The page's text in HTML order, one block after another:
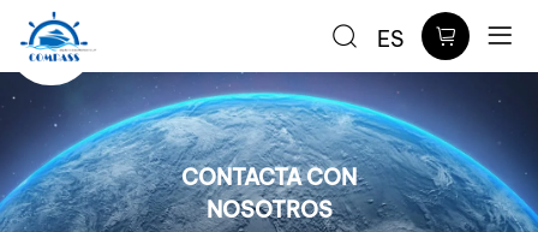
ES
Qingdao
Compass
Hardware
Co.,Ltd.
CONTACTA CON
NOSOTROS